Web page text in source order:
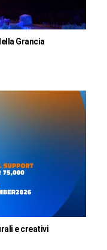
Grancia
e creativi